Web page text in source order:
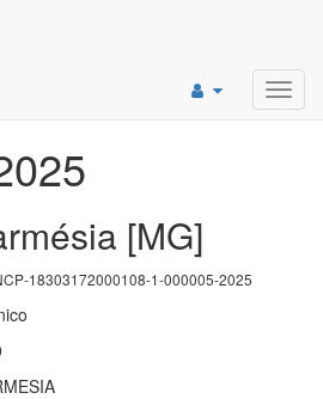
[MG]
18303172000108-1-000005-2025